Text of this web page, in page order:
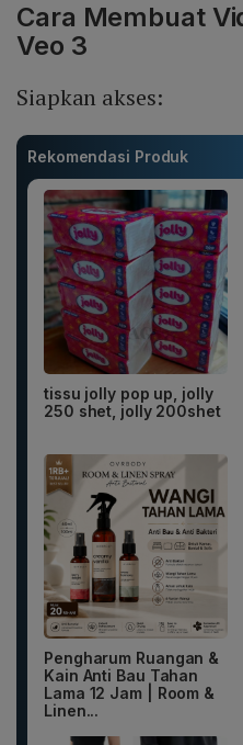
Cara Membuat
Veo 3
Siapkan akses:
Rekomendasi Produk
tissu jolly pop up, jolly
250 shet, jolly 200shet
Pengharum Ruangan &
Kain Anti Bau Tahan
Lama 12 Jam | Room &
Linen...